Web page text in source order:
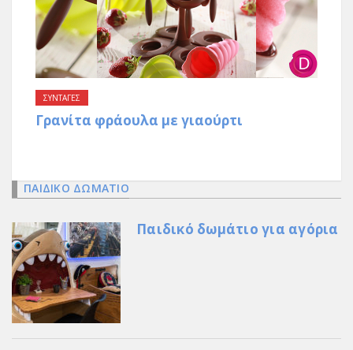
ΣΥΝΤΑΓΕΣ
Γρανίτα φράουλα με γιαούρτι
ΠΑΙΔΙΚΟ ΔΩΜΑΤΙΟ
Παιδικό δωμάτιο για αγόρια